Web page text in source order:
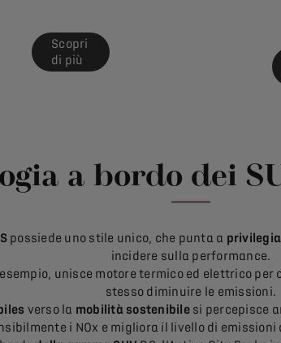
Scopri
di più
a bordo dei
possiede uno stile unico, che punta a
incidere sulla performance.
unisce motore termico ed elettrico per
stesso diminuire le emissioni.
verso la mobilità sostenibilesi percepisce
i NOx e migliora il livello di